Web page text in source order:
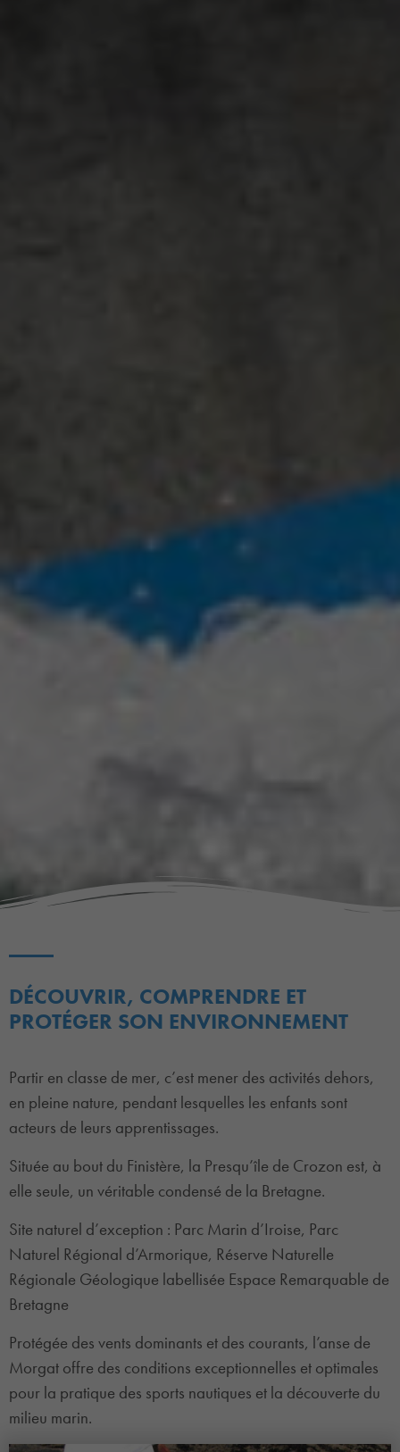
DÉCOUVRIR, COMPRENDRE ET
PROTÉGER SON ENVIRONNEMENT
Partir en classe de mer, c’est mener des activités dehors,
en pleine nature, pendant lesquelles les enfants sont
acteurs de leurs apprentissages.
Située au bout du Finistère, la Presqu’île de Crozon est, à
elle seule, un véritable condensé de la Bretagne.
Site naturel d’exception : Parc Marin d’Iroise, Parc
Naturel Régional d’Armorique, Réserve Naturelle
Régionale Géologique labellisée Espace Remarquable de
Bretagne
Protégée des vents dominants et des courants, l’anse de
Morgat offre des conditions exceptionnelles et optimales
pour la pratique des sports nautiques et la découverte du
milieu marin.